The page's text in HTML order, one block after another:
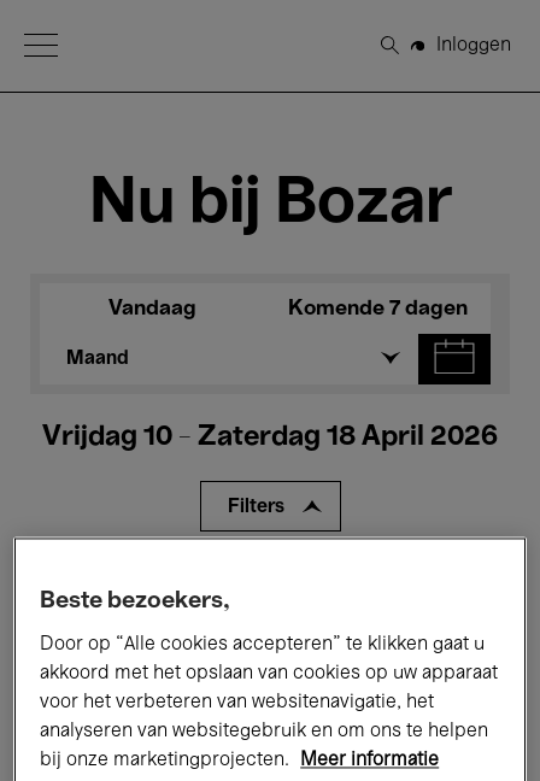
Open Menu
Zoeken
Inloggen
Nu bij Bozar
Vandaag Komende 7 dagen
Maand
Vrijdag 10 - Zaterdag 18 April 2026
Filters
Tentoonstellingen Films
Performances Lezingen & Debatten
Jazz Klassieke Muziek Global Music
Beste bezoekers,
Door op “Alle cookies accepteren” te klikken gaat u
akkoord met het opslaan van cookies op uw apparaat
voor het verbeteren van websitenavigatie, het
analyseren van websitegebruik en om ons te helpen
bij onze marketingprojecten.
Meer informatie